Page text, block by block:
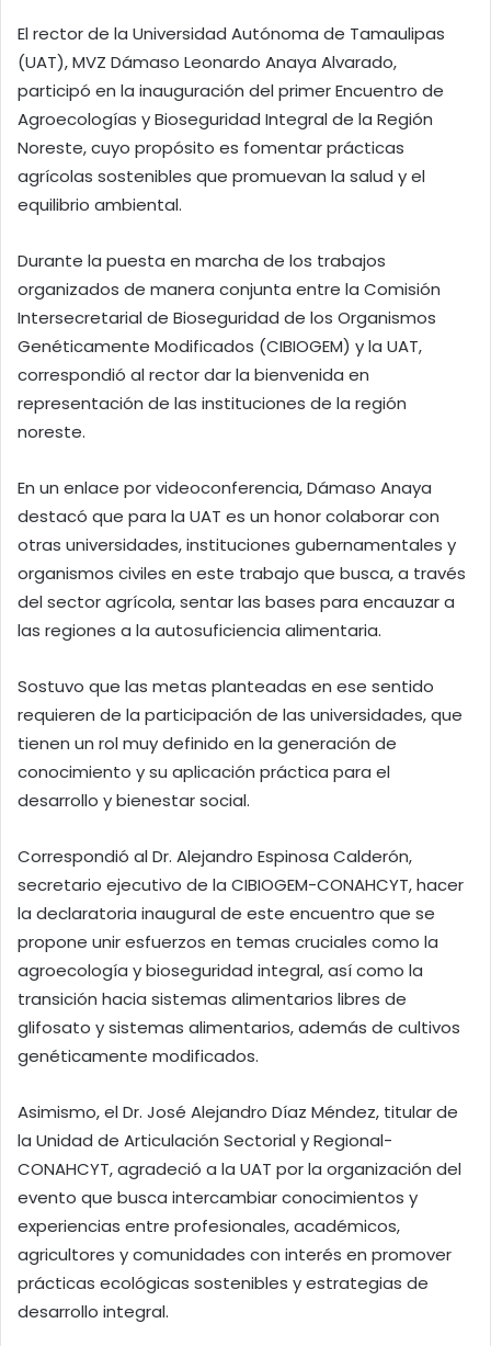
El rector de la Universidad Autónoma de Tamaulipas
(UAT), MVZ Dámaso Leonardo Anaya Alvarado,
participó en la inauguración del primer Encuentro de
Agroecologías y Bioseguridad Integral de la Región
Noreste, cuyo propósito es fomentar prácticas
agrícolas sostenibles que promuevan la salud y el
equilibrio ambiental.
Durante la puesta en marcha de los trabajos
organizados de manera conjunta entre la Comisión
Intersecretarial de Bioseguridad de los Organismos
Genéticamente Modificados (CIBIOGEM) y la UAT,
correspondió al rector dar la bienvenida en
representación de las instituciones de la región
noreste.
En un enlace por videoconferencia, Dámaso Anaya
destacó que para la UAT es un honor colaborar con
otras universidades, instituciones gubernamentales y
organismos civiles en este trabajo que busca, a través
del sector agrícola, sentar las bases para encauzar a
las regiones a la autosuficiencia alimentaria.
Sostuvo que las metas planteadas en ese sentido
requieren de la participación de las universidades, que
tienen un rol muy definido en la generación de
conocimiento y su aplicación práctica para el
desarrollo y bienestar social.
Correspondió al Dr. Alejandro Espinosa Calderón,
secretario ejecutivo de la CIBIOGEM-CONAHCYT, hacer
la declaratoria inaugural de este encuentro que se
propone unir esfuerzos en temas cruciales como la
agroecología y bioseguridad integral, así como la
transición hacia sistemas alimentarios libres de
glifosato y sistemas alimentarios, además de cultivos
genéticamente modificados.
Asimismo, el Dr. José Alejandro Díaz Méndez, titular de
la Unidad de Articulación Sectorial y Regional-
CONAHCYT, agradeció a la UAT por la organización del
evento que busca intercambiar conocimientos y
experiencias entre profesionales, académicos,
agricultores y comunidades con interés en promover
prácticas ecológicas sostenibles y estrategias de
desarrollo integral.